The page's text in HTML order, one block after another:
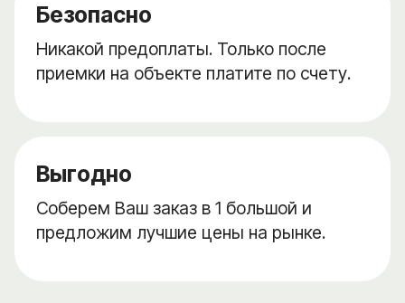
Безопасно
Никакой предоплаты. Только после
приемки на объекте платите по счету.
Выгодно
Соберем Ваш заказ в 1 большой и
предложим лучшие цены на рынке.